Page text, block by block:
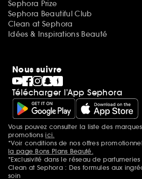
Sephora Prize
Sephora Beautiful Club
Clean at Sephora
Idées & Inspirations Beauté
Nous suivre
Télécharger l’App Sephora
Mentions additionnelles
Vous pouvez consulter la liste des
promotionsici.
*Voir conditions de nos offres
la page Bons Plans Beauté.
*Exclusivité dans le réseau de parfumeries
Clean at Sephora : Des formules aux
soin